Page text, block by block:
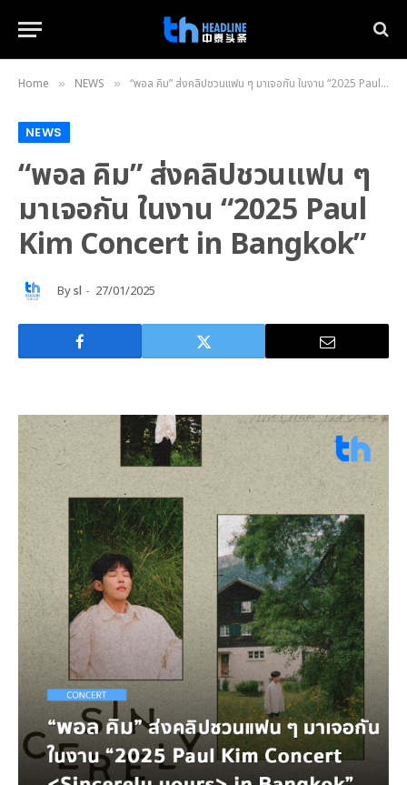
Home » NEWS » “พอล คิม” ส่งคลิปชวนแฟน ๆ มาเจอกัน ในงาน “2025 Paul Kim Concert in Bangkok”
NEWS
“พอล คิม” ส่งคลิปชวนแฟน ๆ
มาเจอกัน ในงาน “2025 Paul
Kim Concert in Bangkok”
Bysl 27/01/2025